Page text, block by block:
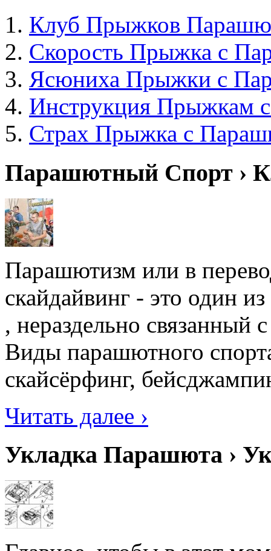
Клуб Прыжков
Скорость Прыжка с
Ясюниха Прыжки с
Инструкция Прыжкам
Страх Прыжка с
Парашютный Спорт ›
Парашютизм или в
скайдайвинг - это один
, нераздельно
Виды парашютного
скайсёрфинг,
Читать далее ›
Укладка Парашюта ›